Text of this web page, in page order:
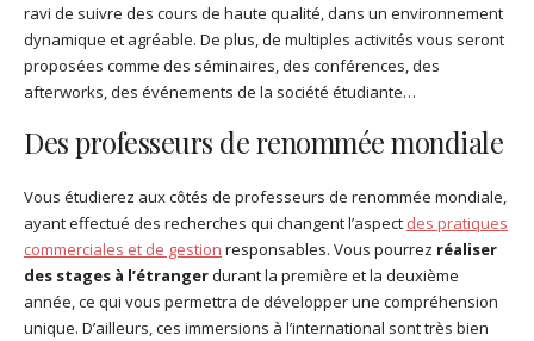
ravi de suivre des cours de haute qualité, dans un environnement
dynamique et agréable. De plus, de multiples activités vous seront
proposées comme des séminaires, des conférences, des
afterworks, des événements de la société étudiante…
Des professeurs de renommée mondiale
Vous étudierez aux côtés de professeurs de renommée mondiale,
ayant effectué des recherches qui changent l’aspect des pratiques
commerciales et de gestion responsables. Vous pourrez réaliser
des stages à l’étrangerdurant la première et la deuxième
année, ce qui vous permettra de développer une compréhension
unique. D’ailleurs, ces immersions à l’international sont très bien